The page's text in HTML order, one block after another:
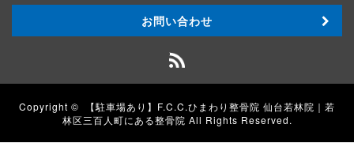
お問い合わせ
Copyright ©
【駐車場あり】F.C.C.ひまわり整骨院 仙台若林院｜若
林区三百人町にある整骨院 All Rights Reserved.